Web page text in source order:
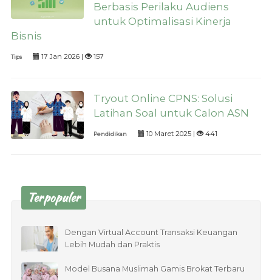
Berbasis Perilaku Audiens
untuk Optimalisasi Kinerja
Bisnis
Tips 17 Jan 2026 | 157
Tryout Online CPNS: Solusi
Latihan Soal untuk Calon ASN
Pendidikan 10 Maret 2025 | 441
Terpopuler
Dengan Virtual Account Transaksi Keuangan
Lebih Mudah dan Praktis
Model Busana Muslimah Gamis Brokat Terbaru